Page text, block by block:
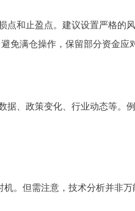
点和止盈点。建议设置严格的
免满仓操作，保留部分资金应
据、政策变化、行业动态等。
。但需注意，技术分析并非万